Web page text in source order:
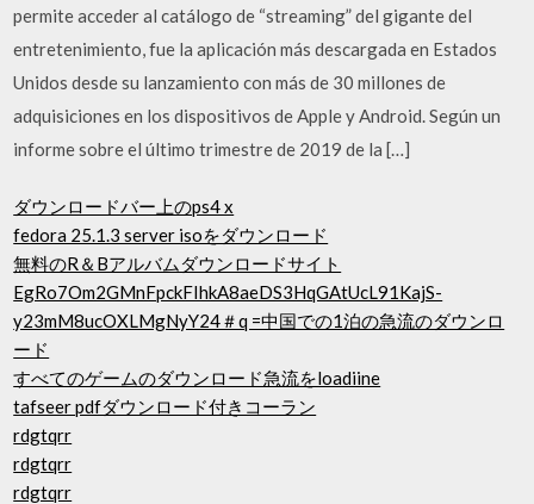
permite acceder al catálogo de “streaming” del gigante del
entretenimiento, fue la aplicación más descargada en Estados
Unidos desde su lanzamiento con más de 30 millones de
adquisiciones en los dispositivos de Apple y Android. Según un
informe sobre el último trimestre de 2019 de la […]
ダウンロードバー上のps4 x
fedora 25.1.3 server isoをダウンロード
無料のR＆Bアルバムダウンロードサイト
EgRo7Om2GMnFpckFIhkA8aeDS3HqGAtUcL91KajS-
y23mM8ucOXLMgNyY24＃q =中国での1泊の急流のダウンロ
ード
すべてのゲームのダウンロード急流をloadiine
tafseer pdfダウンロード付きコーラン
rdgtqrr
rdgtqrr
rdgtqrr